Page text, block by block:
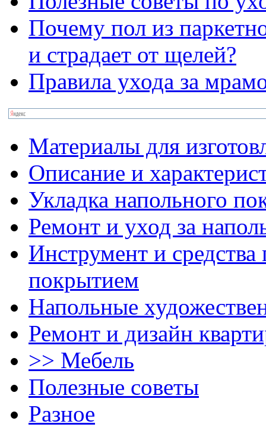
Почему пол из
и страдает от щелей?
Правила ухода за
Материалы для
Описание и
Укладка напольного
Ремонт и уход за
Инструмент и
покрытием
Напольные
Ремонт и дизайн
>> Мебель
Полезные советы
Разное